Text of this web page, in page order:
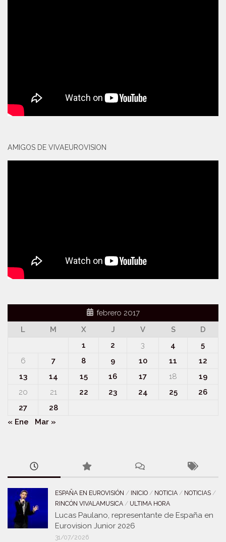
AMIGOS DE VIVAEUROVISION
febrero 2017
L
M X J V S
D
1
2 3 4
5
6
7 8 9 10 11
12
13
14 15 16 17 18
19
20
21 22 23 24 25
26
27
28
« Ene
Mar »
ESPAÑA EN EUROVISIÓN / INICIO / NOTICIA / NOTICIAS /
RINCÓN VIVALAMUSICA / ULTIMA HORA
Lucas Paulano, representante de España en
Eurovision Junior 2026
31/07/2026